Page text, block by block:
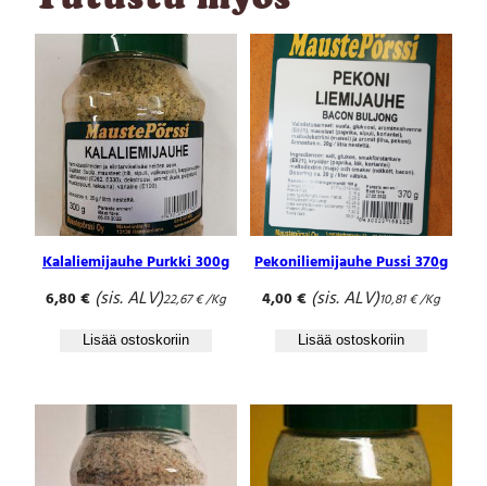
Kalaliemijauhe Purkki 300g
6,80€ (sis. ALV)22,67€/Kg
Lisää ostoskoriin
Pekoniliemijauhe Pussi 370g
4,00€ (sis. ALV)10,81€/Kg
Lisää ostoskoriin